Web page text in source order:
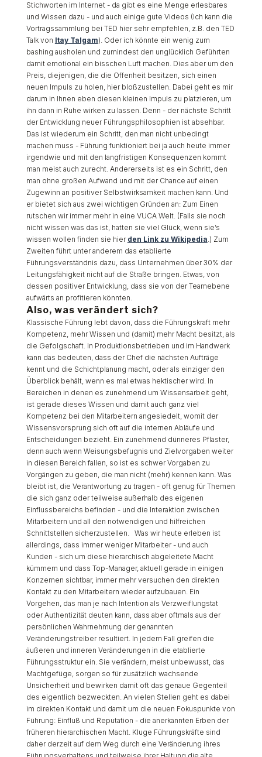
Stichworten im Internet - da gibt es eine Menge erlesbares
und Wissen dazu - und auch einige gute Videos (Ich kann die
Vortragssammlung bei TED hier sehr empfehlen, z.B. den TED
Talk von Itay Talgam). Oder ich könnte ein wenig zum
bashing ausholen und zumindest den unglücklich Geführten
damit emotional ein bisschen Luft machen. Dies aber um den
Preis, diejenigen, die die Offenheit besitzen, sich einen
neuen Impuls zu holen, hier bloßzustellen. Dabei geht es mir
darum in Ihnen eben diesen kleinen Impuls zu platzieren, um
ihn dann in Ruhe wirken zu lassen. Denn - der nächste Schritt
der Entwicklung neuer Führungsphilosophien ist absehbar.
Das ist wiederum ein Schritt, den man nicht unbedingt
machen muss - Führung funktioniert bei ja auch heute immer
irgendwie und mit den langfristigen Konsequenzen kommt
man meist auch zurecht. Andererseits ist es ein Schritt, den
man ohne großen Aufwand und mit der Chance auf einen
Zugewinn an positiver Selbstwirksamkeit machen kann. Und
er bietet sich aus zwei wichtigen Gründen an: Zum Einen
rutschen wir immer mehr in eine VUCA Welt. (Falls sie noch
nicht wissen was das ist, hatten sie viel Glück, wenn sie’s
wissen wollen finden sie hier den Link zu Wikipedia.) Zum
Zweiten führt unter anderem das etablierte
Führungsverständnis dazu, dass Unternehmen über 30% der
Leitungsfähigkeit nicht auf die Straße bringen. Etwas, von
dessen positiver Entwicklung, dass sie von der Teamebene
aufwärts an profitieren könnten.
Also, was verändert sich?
Klassische Führung lebt davon, dass die Führungskraft mehr
Kompetenz, mehr Wissen und (damit) mehr Macht besitzt, als
die Gefolgschaft. In Produktionsbetrieben und im Handwerk
kann das bedeuten, dass der Chef die nächsten Aufträge
kennt und die Schichtplanung macht, oder als einziger den
Überblick behält, wenn es mal etwas hektischer wird. In
Bereichen in denen es zunehmend um Wissensarbeit geht,
ist gerade dieses Wissen und damit auch ganz viel
Kompetenz bei den Mitarbeitern angesiedelt, womit der
Wissensvorsprung sich oft auf die internen Abläufe und
Entscheidungen bezieht. Ein zunehmend dünneres Pflaster,
denn auch wenn Weisungsbefugnis und Zielvorgaben weiter
in diesen Bereich fallen, so ist es schwer Vorgaben zu
Vorgängen zu geben, die man nicht (mehr) kennen kann. Was
bleibt ist, die Verantwortung zu tragen - oft genug für Themen
die sich ganz oder teilweise außerhalb des eigenen
Einflussbereichs befinden - und die Interaktion zwischen
Mitarbeitern und all den notwendigen und hilfreichen
Schnittstellen sicherzustellen. Was wir heute erleben ist
allerdings, dass immer weniger Mitarbeiter - und auch
Kunden - sich um diese hierarchisch abgeleitete Macht
kümmern und dass Top-Manager, aktuell gerade in einigen
Konzernen sichtbar, immer mehr versuchen den direkten
Kontakt zu den Mitarbeitern wieder aufzubauen. Ein
Vorgehen, das man je nach Intention als Verzweiflungstat
oder Authentizität deuten kann, dass aber oftmals aus der
persönlichen Wahrnehmung der genannten
Veränderungstreiber resultiert. In jedem Fall greifen die
äußeren und inneren Veränderungen in die etablierte
Führungsstruktur ein. Sie verändern, meist unbewusst, das
Machtgefüge, sorgen so für zusätzlich wachsende
Unsicherheit und bewirken damit oft das genaue Gegenteil
des eigentlich bezweckten. An vielen Stellen geht es dabei
im direkten Kontakt und damit um die neuen Fokuspunkte von
Führung: Einfluß und Reputation - die anerkannten Erben der
früheren hierarchischen Macht. Kluge Führungskräfte sind
daher derzeit auf dem Weg durch eine Veränderung ihres